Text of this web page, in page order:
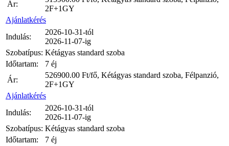
Ár:
2F+1GY
Ajánlatkérés
Indulás:
2026-10-31-tól
2026-11-07-ig
Szobatípus: Kétágyas standard szoba
Időtartam:
7 éj
Ár:
526900.00 Ft/fő, Kétágyas standard szoba, Félpanzió,
2F+1GY
Ajánlatkérés
Indulás:
2026-10-31-tól
2026-11-07-ig
Szobatípus: Kétágyas standard szoba
Időtartam:
7 éj